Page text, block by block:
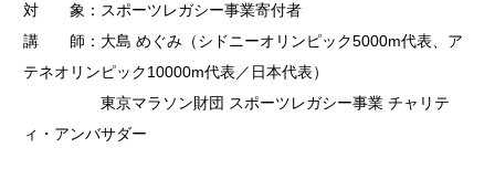
対 象：スポーツレガシー事業寄付者
講 師：大島 めぐみ（シドニーオリンピック5000m代表、ア
テネオリンピック10000m代表／日本代表）
東京マラソン財団 スポーツレガシー事業 チャリテ
ィ・アンバサダー